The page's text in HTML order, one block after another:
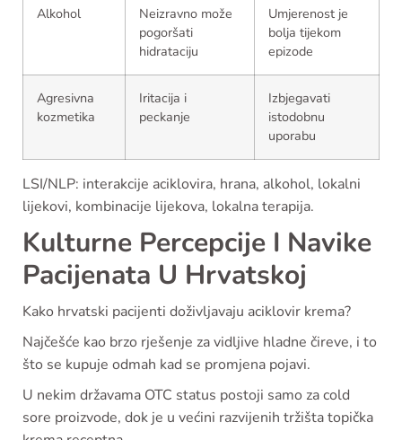
Alkohol
Neizravno može
pogoršati
hidrataciju
Umjerenost je
bolja tijekom
epizode
Agresivna
kozmetika
Iritacija i
peckanje
Izbjegavati
istodobnu
uporabu
LSI/NLP: interakcije aciklovira, hrana, alkohol, lokalni
lijekovi, kombinacije lijekova, lokalna terapija.
Kulturne Percepcije I Navike
Pacijenata U Hrvatskoj
Kako hrvatski pacijenti doživljavaju aciklovir krema?
Najčešće kao brzo rješenje za vidljive hladne čireve, i to
što se kupuje odmah kad se promjena pojavi.
U nekim državama OTC status postoji samo za cold
sore proizvode, dok je u većini razvijenih tržišta topička